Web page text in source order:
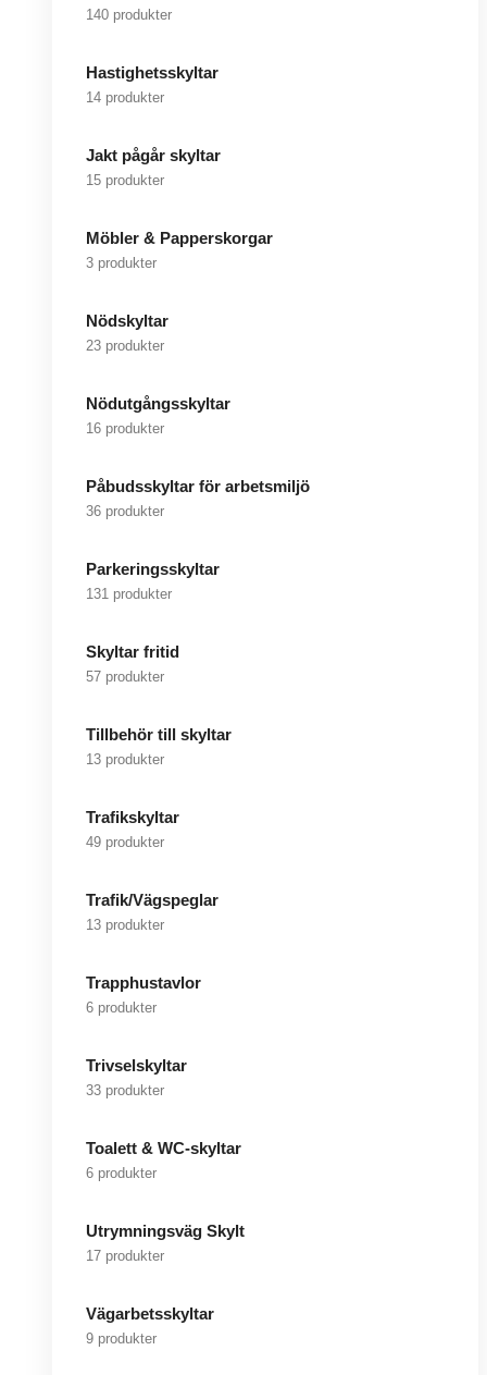
140 produkter
Hastighetsskyltar
14 produkter
Jakt pågår skyltar
15 produkter
Möbler & Papperskorgar
3 produkter
Nödskyltar
23 produkter
Nödutgångsskyltar
16 produkter
Påbudsskyltar för arbetsmiljö
36 produkter
Parkeringsskyltar
131 produkter
Skyltar fritid
57 produkter
Tillbehör till skyltar
13 produkter
Trafikskyltar
49 produkter
Trafik/Vägspeglar
13 produkter
Trapphustavlor
6 produkter
Trivselskyltar
33 produkter
Toalett & WC-skyltar
6 produkter
Utrymningsväg Skylt
17 produkter
Vägarbetsskyltar
9 produkter